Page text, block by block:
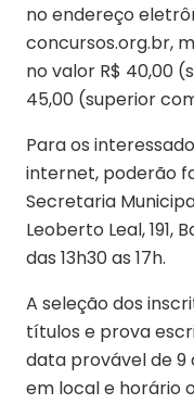
no endereço
concursos.org.br,
no valor R$ 40,00
45,00 (superior
Para os
internet, poderão
Secretaria
Leoberto Leal, 191,
das 13h30 as 17h.
A seleção dos
títulos e prova
data provável de 9
em local e horário